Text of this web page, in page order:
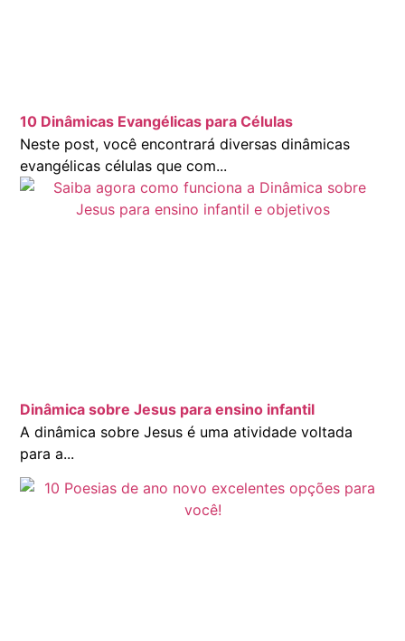
10 Dinâmicas Evangélicas para Células
Neste post, você encontrará diversas dinâmicas
evangélicas células que com...
Dinâmica sobre Jesus para ensino infantil
A dinâmica sobre Jesus é uma atividade voltada
para a...